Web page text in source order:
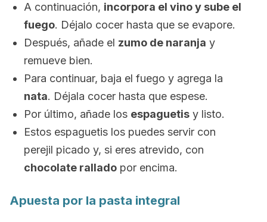
A continuación, incorpora el vino y sube el
fuego. Déjalo cocer hasta que se evapore.
Después, añade el zumo de naranja y
remueve bien.
Para continuar, baja el fuego y agrega la
nata. Déjala cocer hasta que espese.
Por último, añade los espaguetis y listo.
Estos espaguetis los puedes servir con
perejil picado y, si eres atrevido, con
chocolate rallado por encima.
Apuesta por la pasta integral